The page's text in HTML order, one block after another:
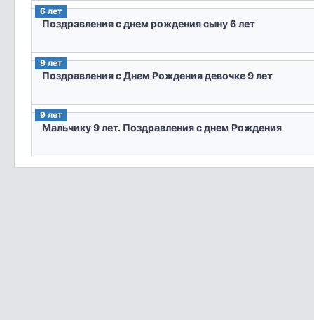
6 лет
Поздравления с днем рождения сыну 6 лет
9 лет
Поздравления с Днем Рождения девочке 9 лет
9 лет
Мальчику 9 лет. Поздравления с днем Рождения